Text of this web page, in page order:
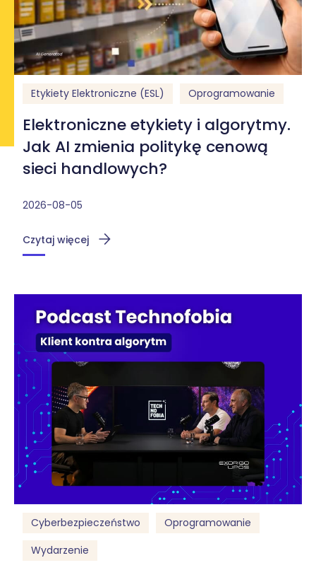
Etykiety Elektroniczne (ESL) Oprogramowanie
Elektroniczne etykiety i algorytmy.
Jak AI zmienia politykę cenową
sieci handlowych?
2026-08-05
Czytaj więcej
Cyberbezpieczeństwo
Oprogramowanie
Wydarzenie